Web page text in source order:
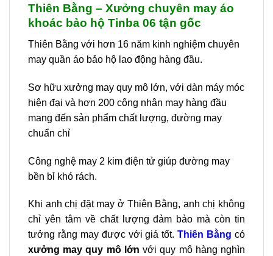
Thiên Bằng – Xưởng chuyên may áo
khoác bảo hộ Tinba 06 tận gốc
Thiên Bằng với hơn 16 năm kinh nghiệm chuyên
may quần áo bảo hộ lao động hàng đầu.
Sơ hữu xưởng may quy mô lớn, với dàn máy móc
hiện đại và hơn 200 công nhân may hàng đầu
mang đến sản phẩm chất lượng, đường may
chuẩn chỉ
Công nghệ may 2 kim điện tử giúp đường may
bền bỉ khó rách.
Khi anh chị đặt may ở Thiên Bằng, anh chị không
chỉ yên tâm về chất lượng đảm bảo mà còn tin
tưởng rằng may được với giá tốt.Thiên Bằng có
xưởng may quy mô lớn với quy mô hàng nghìn